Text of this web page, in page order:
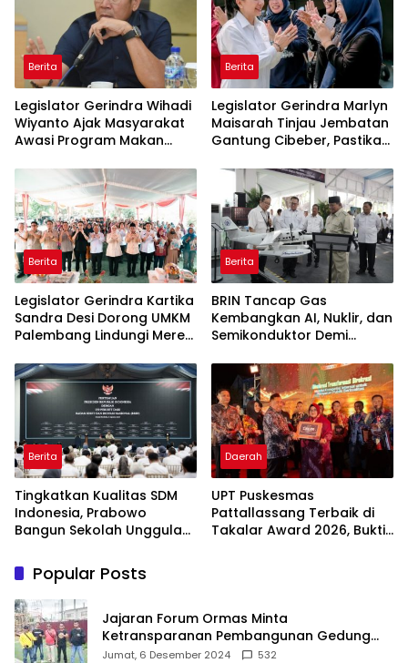
Berita
Legislator Gerindra Wihadi
Wiyanto Ajak Masyarakat
Awasi Program Makan
Sasaran
Berita
Legislator Gerindra Marlyn
Maisarah Tinjau Jembatan
Gantung Cibeber, Pastikan
Berita
Legislator Gerindra Kartika
Sandra Desi Dorong UMKM
Palembang Lindungi Merek
Berita
BRIN Tancap Gas
Kembangkan AI, Nuklir, dan
Semikonduktor Demi
Indonesia
Berita
Tingkatkan Kualitas SDM
Indonesia, Prabowo
Bangun Sekolah Unggulan
Terbaik Dunia
Daerah
UPT Puskesmas
Pattallassang Terbaik di
Takalar Award 2026, Bukti
Popular Posts
Jajaran Forum Ormas Minta
Ketransparanan Pembangunan Gedung
Damkar Di Kecamatan Cisoka
Jumat, 6 Desember 2024 532